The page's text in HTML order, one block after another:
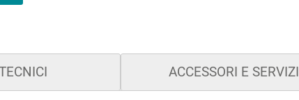
ACCESSORI E SERVIZI